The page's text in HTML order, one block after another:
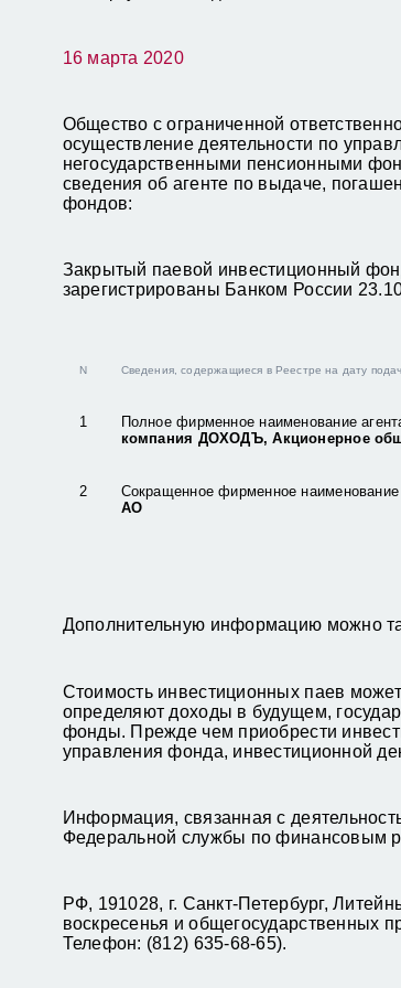
16 марта 2020
Общество с ограниченной
осуществление деятельности по
негосударственными пенсионными
сведения об агенте по выдаче,
фондов:
Закрытый паевой инвестиционный
зарегистрированы Банком России
N Сведения, содержащиеся в Реестре на дату
1 Полное фирменное наименование
компания ДОХОДЪ, Акционерное
2 Сокращенное фирменное наименование
АО
Дополнительную информацию можно
Стоимость инвестиционных паев
определяют доходы в будущем,
фонды. Прежде чем приобрести
управления фонда, инвестиционной
Информация, связанная с
Федеральной службы по финансовым
РФ, 191028, г. Санкт-Петербург,
воскресенья и общегосударственных
Телефон: (812) 635-68-65).